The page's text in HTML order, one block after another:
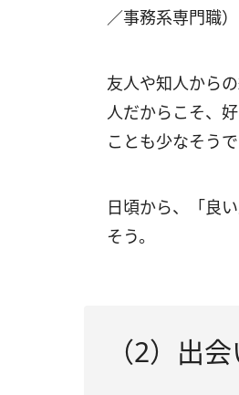
／事務系専門職）
友人や知人から
人だからこそ、
ことも少なそうで
日頃から、「良
そう。
（2）出